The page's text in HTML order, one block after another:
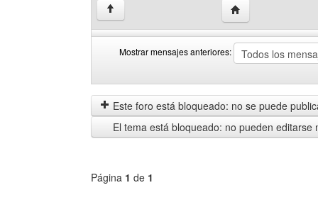
↑ Visitar sitio web
Mostrar mensajes anteriores:
mensajes
anteriores
by
Este foro está bloqueado: no se puede
El tema está bloqueado: no pueden editarse
Página 1 de 1